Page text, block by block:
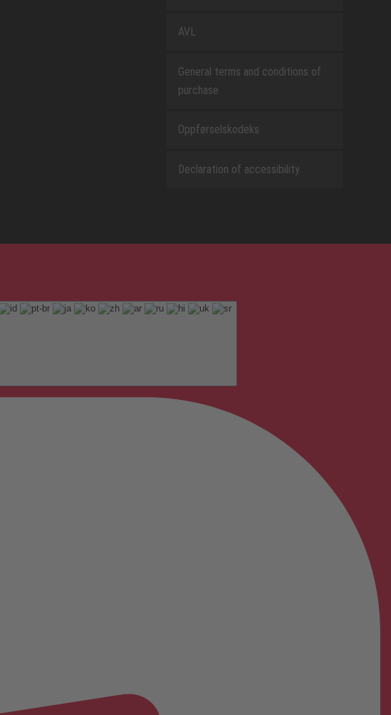
AVL
General terms and conditions of
purchase
Oppførselskodeks
Declaration of accessibility